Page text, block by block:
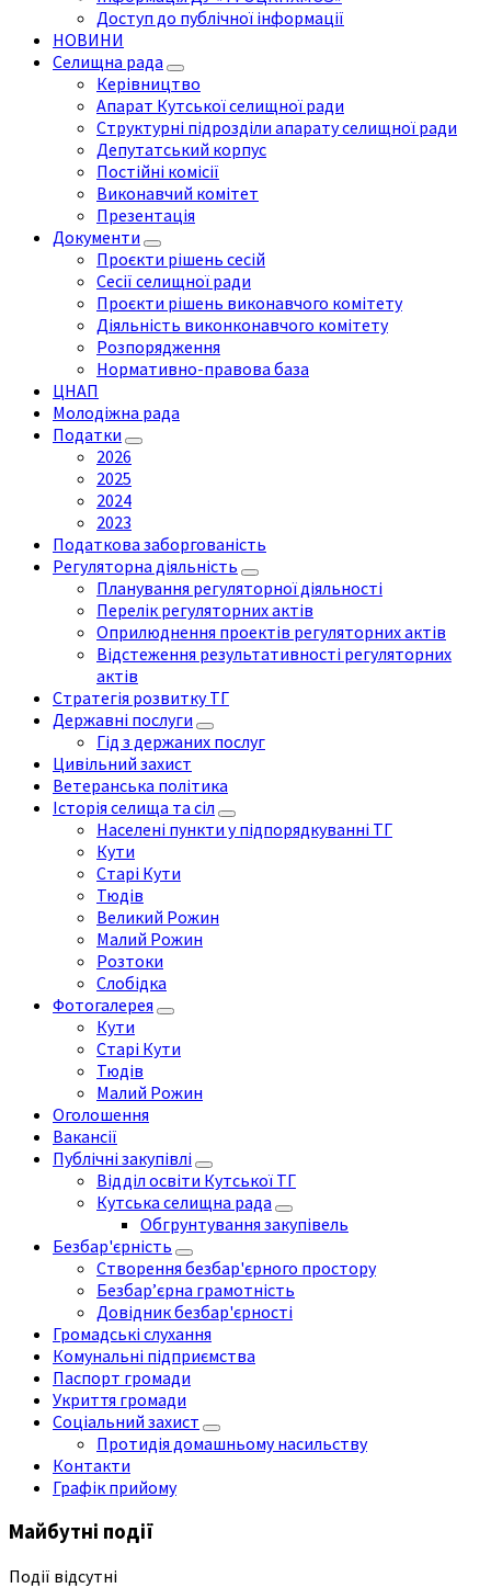
Доступ до публічної інформації
НОВИНИ
Селищна рада
Керівництво
Апарат Кутської селищної ради
Структурні підрозділи апарату селищної ради
Депутатський корпус
Постійні комісії
Виконавчий комітет
Презентація
Документи
Проєкти рішень сесій
Сесії селищної ради
Проєкти рішень виконавчого комітету
Діяльність виконконавчого комітету
Розпорядження
Нормативно-правова база
ЦНАП
Молодіжна рада
Податки
2026
2025
2024
2023
Податкова заборгованість
Регуляторна діяльність
Планування регуляторної діяльності
Перелік регуляторних актів
Оприлюднення проектів регуляторних актів
Відстеження результативності регуляторних
актів
Стратегія розвитку ТГ
Державні послуги
Гід з держаних послуг
Цивільний захист
Ветеранська політика
Історія селища та сіл
Населені пункти у підпорядкуванні ТГ
Кути
Старі Кути
Тюдів
Великий Рожин
Малий Рожин
Розтоки
Слобідка
Фотогалерея
Кути
Старі Кути
Тюдів
Малий Рожин
Оголошення
Вакансії
Публічні закупівлі
Відділ освіти Кутської ТГ
Кутська селищна рада
Обгрунтування закупівель
Безбар'єрність
Створення безбар'єрного простору
Безбар’єрна грамотність
Довідник безбар'єрності
Громадські слухання
Комунальні підприємства
Паспорт громади
Укриття громади
Соціальний захист
Протидія домашньому насильству
Контакти
Графік прийому
Майбутні події
Події відсутні